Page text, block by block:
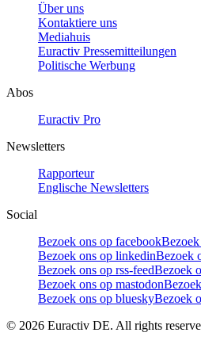
Über uns
Kontaktiere uns
Mediahuis
Euractiv Pressemitteilungen
Politische Werbung
Abos
Euractiv Pro
Newsletters
Rapporteur
Englische Newsletters
Social
Bezoek ons op facebook
Bezoek ons op linkedinBezoek
Bezoek ons op rss-feedBezoek
Bezoek ons op mastodon
Bezoek ons op blueskyBezoek
© 2026 Euractiv DE. All rights